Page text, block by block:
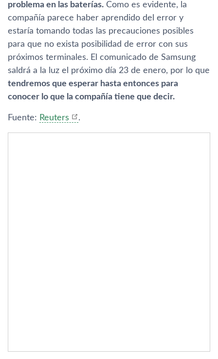
problema en las baterí­as. Como es evidente, la
compañí­a parece haber aprendido del error y
estarí­a tomando todas las precauciones posibles
para que no exista posibilidad de error con sus
próximos terminales. El comunicado de Samsung
saldrá a la luz el próximo dí­a 23 de enero, por lo que
tendremos que esperar hasta entonces para
conocer lo que la compañí­a tiene que decir.
Fuente: Reuters .